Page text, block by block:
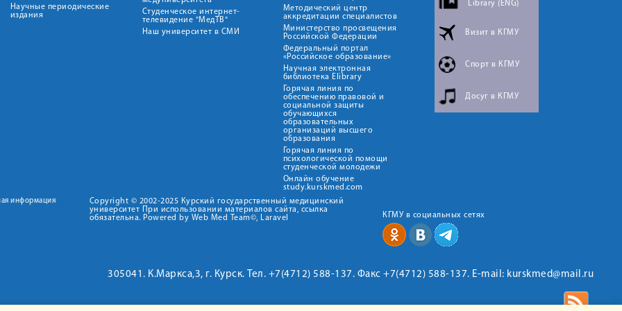
Научные периодические
издания
Студенческое интернет-
телевидение "МедТВ"
Наш университет в СМИ
Методический центр
аккредитации специалистов
Министерство просвещения
Российской Федерации
Федеральный портал
«Российское образование»
Научная электронная
библиотека Elibrary
Горячая линия по
обеспечению правовой и
социальной защиты
обучающихся
образовательных
организаций высшего
образования
Горячая линия по
психологической помощи
студенческой молодежи
Онлайн обучение
study.kurskmed.com
Library (ENG)
Визит в КГМУ
Спорт в КГМУ
Досуг в КГМУ
информация
Copyright © 2002-2025 Курский государственный медицинский
университет При использовании материалов сайта, ссылка
обязательна. Powered by Web Med Team©, Laravel
КГМУ в социальных сетях
305041. К.Маркса,3, г. Курск. Тел. +7(4712) 588-137. Факс +7(4712) 588-137. E-mail: kurskmed@mail.ru